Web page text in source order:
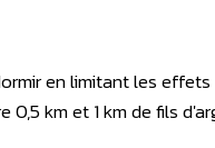
en limitant les
km et 1 km de fils